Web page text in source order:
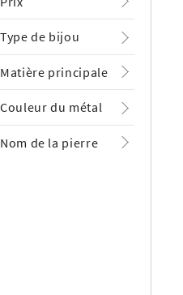
Type de bijou
Matière principale
Couleur du métal
Nom de la pierre